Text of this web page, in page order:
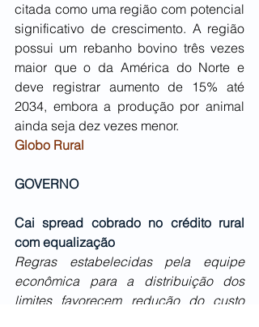
citada como uma região com potencial
significativo de crescimento. A região
possui um rebanho bovino três vezes
maior que o da América do Norte e
deve registrar aumento de 15% até
2034, embora a produção por animal
ainda seja dez vezes menor.
Globo Rural
GOVERNO
Cai spread cobrado no crédito rural
com equalização
Regras estabelecidas pela equipe
econômica para a distribuição dos
limites favorecem redução do custo